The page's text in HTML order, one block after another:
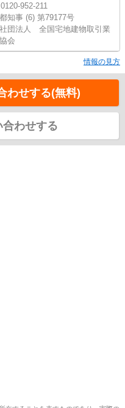
952-211
知事 (6) 第79177号
団法人 全国宅地建物取引業
会
情報の見方
わせする(無料)
合わせする